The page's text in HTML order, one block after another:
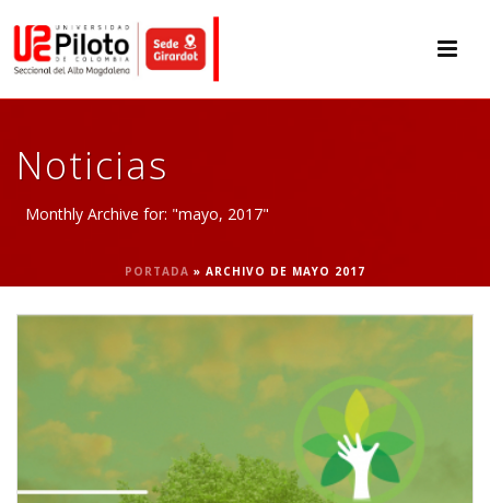
Noticias
Monthly Archive for: "mayo, 2017"
PORTADA » ARCHIVO DE MAYO 2017